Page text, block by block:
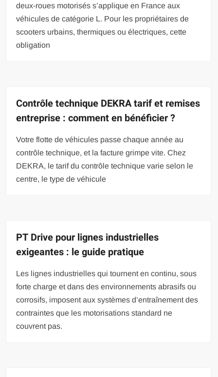
deux-roues motorisés s’applique en France aux
véhicules de catégorie L. Pour les propriétaires de
scooters urbains, thermiques ou électriques, cette
obligation
Contrôle technique DEKRA tarif et remises
entreprise : comment en bénéficier ?
Votre flotte de véhicules passe chaque année au
contrôle technique, et la facture grimpe vite. Chez
DEKRA, le tarif du contrôle technique varie selon le
centre, le type de véhicule
PT Drive pour lignes industrielles
exigeantes : le guide pratique
Les lignes industrielles qui tournent en continu, sous
forte charge et dans des environnements abrasifs ou
corrosifs, imposent aux systèmes d’entraînement des
contraintes que les motorisations standard ne
couvrent pas.